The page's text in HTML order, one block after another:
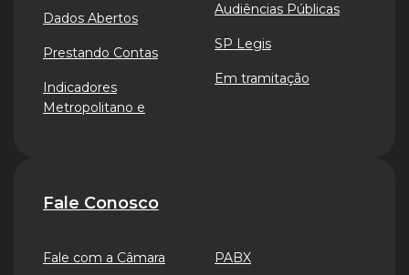
Dados Abertos
Prestando Contas
Indicadores
Metropolitano e
Audiências Públicas
SP Legis
Em tramitação
Fale Conosco
Fale com a Câmara PABX